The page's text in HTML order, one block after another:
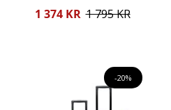
Reducerat
1 374 KR 1 795 KR
-20%